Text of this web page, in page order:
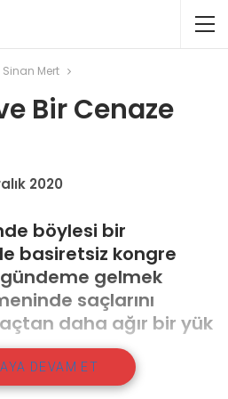
Sinan Mert
Bir Cenaze
2020
böylesi bir
basiretsiz kongre
gelmek
saçlarını
daha ağır bir yük
DEVAM ET